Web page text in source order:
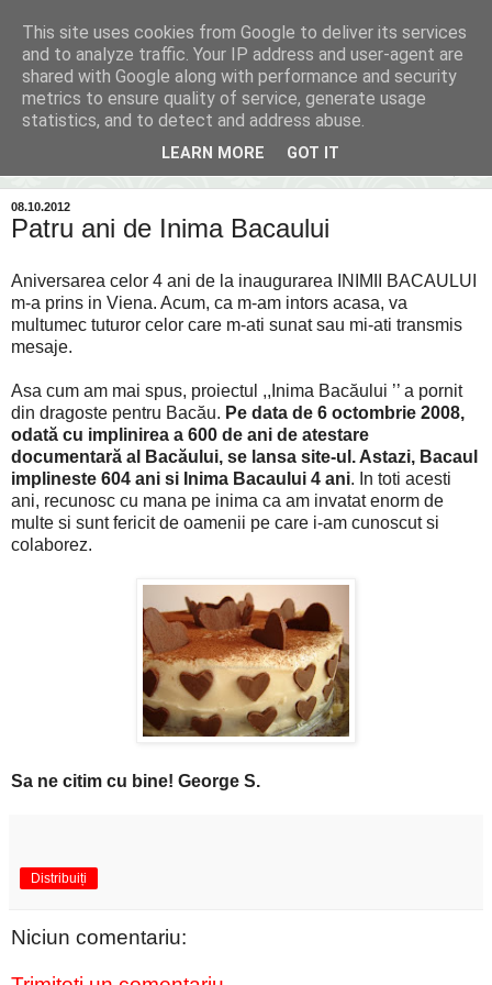
Inima Bacăului
Din inima Bacăului...spre inima ta...
08.10.2012
Patru ani de Inima Bacaului
Aniversarea celor 4 ani de la inaugurarea INIMII BACAULUI
m-a prins in Viena. Acum, ca m-am intors acasa, va
multumec tuturor celor care m-ati sunat sau mi-ati transmis
mesaje.
Asa cum am mai spus, proiectul ,,Inima Bacăului ’’ a pornit
din dragoste pentru Bacău. Pe data de 6 octombrie 2008,
odată cu implinirea a 600 de ani de atestare
documentară al Bacăului, se lansa site-ul. Astazi, Bacaul
implineste 604 ani si Inima Bacaului 4 ani. In toti acesti
ani, recunosc cu mana pe inima ca am invatat enorm de
multe si sunt fericit de oamenii pe care i-am cunoscut si
colaborez.
Sa ne citim cu bine! George S.
Distribuiți
Niciun comentariu:
This site uses cookies from Google to deliver its services
and to analyze traffic. Your IP address and user-agent are
shared with Google along with performance and security
metrics to ensure quality of service, generate usage
statistics, and to detect and address abuse.
LEARN MORE GOT IT